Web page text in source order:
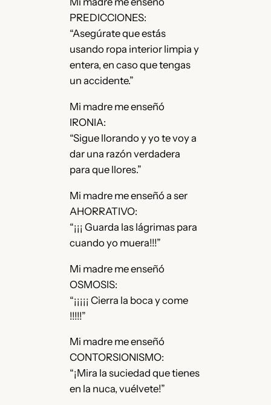
PREDICCIONES:
“Asegúrate que estás
usando ropa interior limpia y
entera, en caso que tengas
un accidente.”
Mi madre me enseñó
IRONIA:
“Sigue llorando y yo te voy a
dar una razón verdadera
para que llores.”
Mi madre me enseñó a ser
AHORRATIVO:
“¡¡¡ Guarda las lágrimas para
cuando yo muera!!!”
Mi madre me enseñó
OSMOSIS:
“¡¡¡¡¡ Cierra la boca y come
!!!!!”
Mi madre me enseñó
CONTORSIONISMO:
“¡Mira la suciedad que tienes
en la nuca, vuélvete!”